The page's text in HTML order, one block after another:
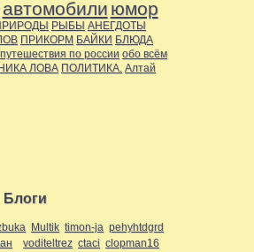
автомобили юмор
РЫБЫ АНЕГДОТЫ
ПРИКОРМ БАЙКИ БЛЮДА
путешествия по россии обо всём
ЛОВА ПОЛИТИКА. Алтай
Блоги
Multik timon-ja pehyhtdgrd
voditeltrez ctaci clopman16